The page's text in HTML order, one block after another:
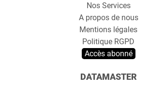
Nos Services
A propos de nous
Mentions légales
Politique RGPD
Accès abonné
DATAMASTER